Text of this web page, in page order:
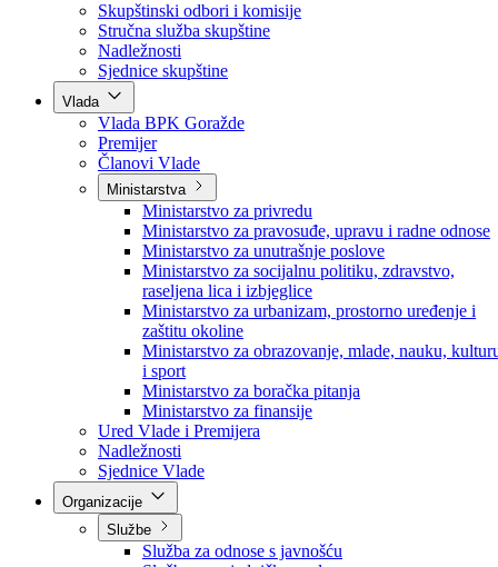
Poslanici po strankama
Poslanici po klubovima naroda
Kolegij skupštine
Skupštinski odbori i komisije
Stručna služba skupštine
Nadležnosti
Sjednice skupštine
Vlada
Vlada BPK Goražde
Premijer
Članovi Vlade
Ministarstva
Ministarstvo za privredu
Ministarstvo za pravosuđe, upravu i radne odnose
Ministarstvo za unutrašnje poslove
Ministarstvo za socijalnu politiku, zdravstvo,
raseljena lica i izbjeglice
Ministarstvo za urbanizam, prostorno uređenje i
zaštitu okoline
Ministarstvo za obrazovanje, mlade, nauku,
i sport
Ministarstvo za boračka pitanja
Ministarstvo za finansije
Ured Vlade i Premijera
Nadležnosti
Sjednice Vlade